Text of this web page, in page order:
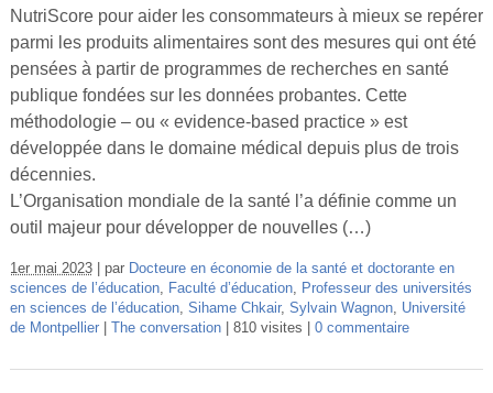
S’inscrire
Se connecter
NutriScore pour aider les consommateurs à mieux se repérer
parmi les produits alimentaires sont des mesures qui ont été
pensées à partir de programmes de recherches en santé
publique fondées sur les données probantes. Cette
méthodologie – ou « evidence-based practice » est
développée dans le domaine médical depuis plus de trois
décennies.
L’Organisation mondiale de la santé l’a définie comme un
outil majeur pour développer de nouvelles (…)
1er mai 2023 par Docteure en économie de la santé et doctorante en
sciences de l’éducation, Faculté d’éducation,
Professeur des universités
en sciences de l’éducation, Sihame Chkair, Sylvain Wagnon, Université
de Montpellier
The conversation 810 visites 0 commentaire